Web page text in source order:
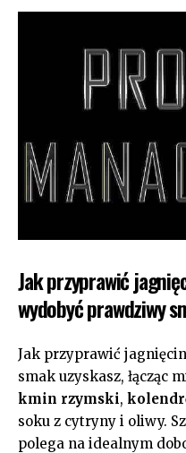
Jak przyprawić
wydobyć prawdziwy
Jak przyprawić
smak uzyskasz, łącząc
kmin rzymski,
soku z cytryny i oliwy.
polega na idealnym